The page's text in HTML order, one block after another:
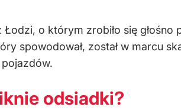
Łodzi, o którym zrobiło się
spowodował, został w marcu
odsiadki?